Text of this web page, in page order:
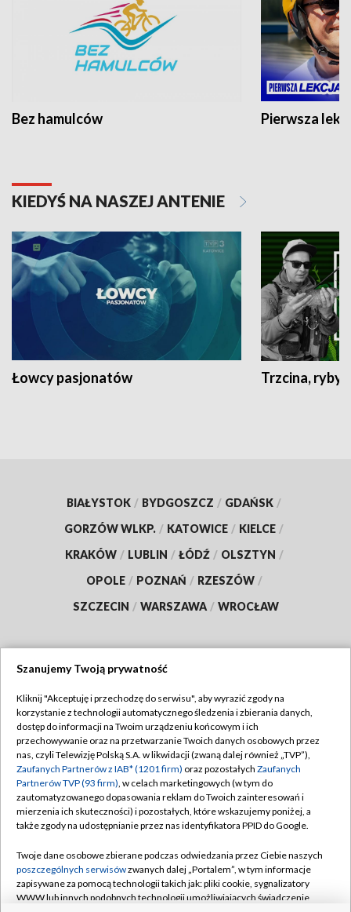
Bez hamulców Pierwsza
KIEDYŚ NA NASZEJ ANTENIE
Łowcy pasjonatów Trzcina, ryby
BIAŁYSTOK / BYDGOSZCZ / GDAŃSK /
GORZÓW WLKP. / KATOWICE / KIELCE /
KRAKÓW / LUBLIN / ŁÓDŹ / OLSZTYN /
OPOLE / POZNAŃ / RZESZÓW /
SZCZECIN / WARSZAWA / WROCŁAW
TVP
Abonament TVP
Emisja w TVP
Centrum informacji TVP
Naziemna Telewizja Cyfrowa
Rada Programowa
System NOS
Regulamin TVP
Polityka prywatności
Moje zgody
Pomoc
Kontakt
Szanujemy Twoją prywatność
Kliknij "Akceptuję i przechodzę do serwisu", aby wyrazić zgody na
korzystanie z technologii automatycznego śledzenia i zbierania danych,
dostęp do informacji na Twoim urządzeniu końcowym i ich
przechowywanie oraz na przetwarzanie Twoich danych osobowych przez
nas, czyli Telewizję Polską S.A. w likwidacji (zwaną dalej również „TVP”),
Zaufanych Partnerów z IAB* (1201 firm) oraz pozostałych Zaufanych
Partnerów TVP (93 firm), w celach marketingowych (w tym do
zautomatyzowanego dopasowania reklam do Twoich zainteresowań i
mierzenia ich skuteczności) i pozostałych, które wskazujemy poniżej, a
także zgody na udostępnianie przez nas identyfikatora PPID do Google.
Twoje dane osobowe zbierane podczas odwiedzania przez Ciebie naszych
poszczególnych serwisówzwanych dalej „Portalem”, w tym informacje
zapisywane za pomocą technologii takich jak: pliki cookie, sygnalizatory
WWW lub innych podobnych technologii umożliwiających świadczenie